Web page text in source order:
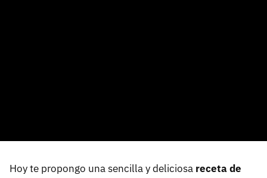
Hoy te propongo una sencilla y deliciosa receta de